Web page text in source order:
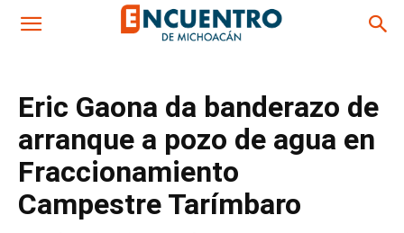
Eric Gaona da banderazo de
arranque a pozo de agua en
Fraccionamiento
Campestre Tarímbaro